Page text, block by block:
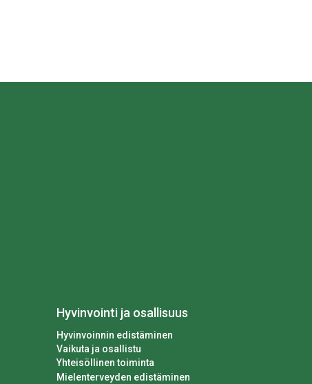
Hyvinvointi ja osallisuus
Hyvinvoinnin edistäminen
Vaikuta ja osallistu
Yhteisöllinen toiminta
Mielenterveyden edistäminen